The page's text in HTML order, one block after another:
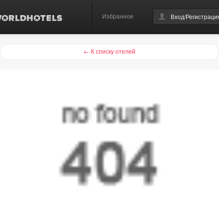
Избранное Вход/
← К списку отелей